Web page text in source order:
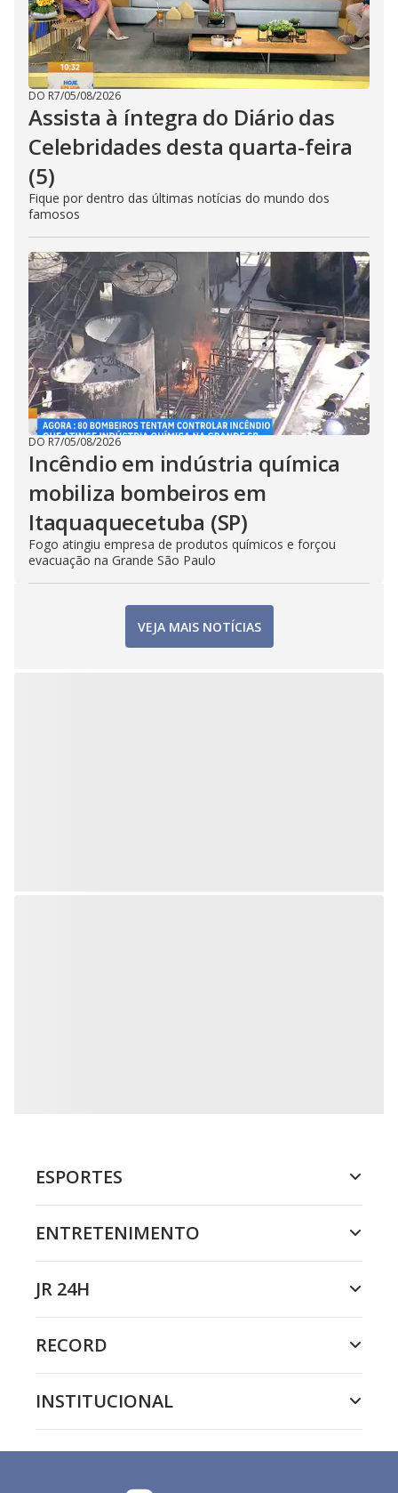
DO R7/05/08/2026
Assista à íntegra do Diário das
Celebridades desta quarta-feira
(5)
Fique por dentro das últimas notícias do mundo dos
famosos
DO R7/05/08/2026
Incêndio em indústria química
mobiliza bombeiros em
Itaquaquecetuba (SP)
Fogo atingiu empresa de produtos químicos e forçou
evacuação na Grande São Paulo
VEJA MAIS NOTÍCIAS
ESPORTES
ENTRETENIMENTO
JR 24H
RECORD
INSTITUCIONAL